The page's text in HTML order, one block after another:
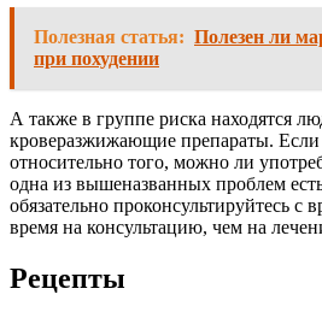
Полезная статья: Полезен ли
при похудении
А также в группе риска находятся
кроверазжижающие препараты. Если
относительно того, можно ли
одна из вышеназванных проблем
обязательно проконсультируйтесь с
время на консультацию, чем на
Рецепты